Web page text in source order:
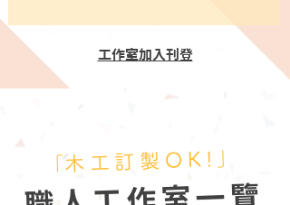
​工作室加入刊登
​「木工訂製OK!」